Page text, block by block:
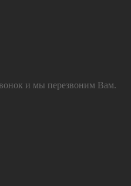
и мы перезвоним Вам.